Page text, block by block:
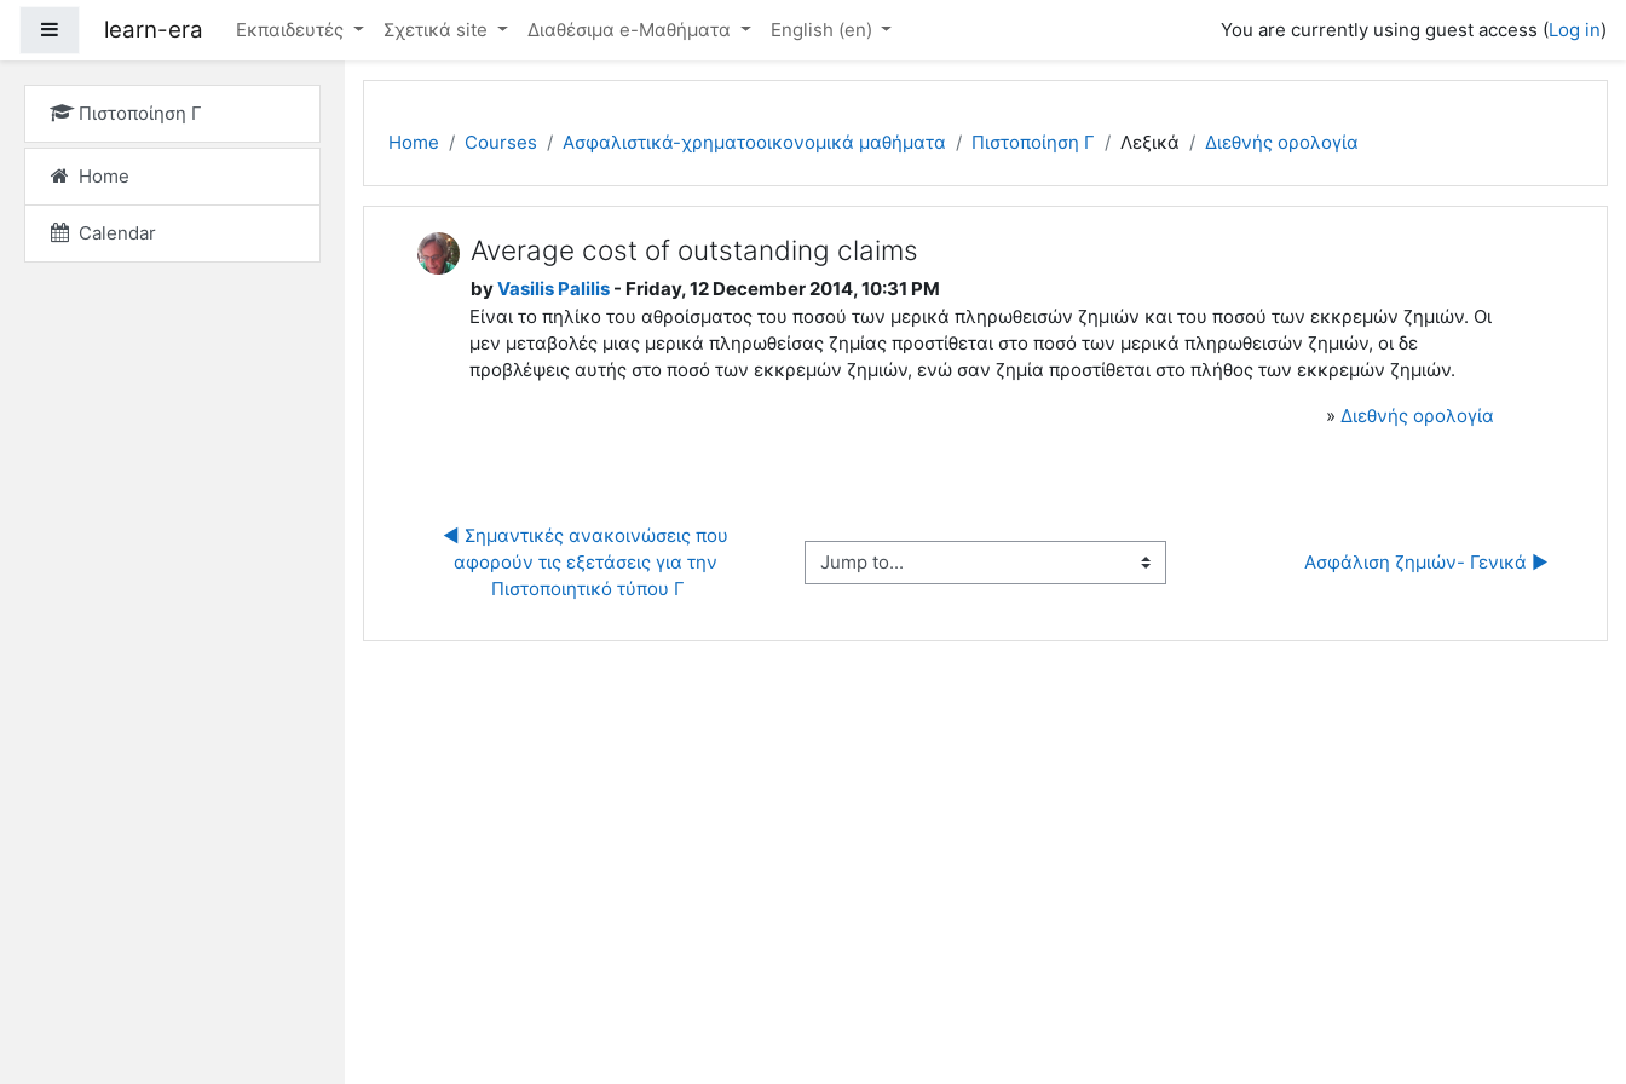
Side panel
learn-era Εκπαιδευτές Σχετικά site Διαθέσιμα e-Μαθήματα English ‎(en)‎ You are currently using guest access (Log in)
Πιστοποίηση Γ
Home
Calendar
Home Courses Ασφαλιστικά-χρηματοοικονομικά μαθήματα Πιστοποίηση Γ Λεξικά Διεθνής ορολογία
Average cost of outstanding claims
byVasilis Palilis- Friday, 12 December 2014, 10:31 PM
Είναι το πηλίκο του αθροίσματος του ποσού των μερικά πληρωθεισών ζημιών και του ποσού των εκκρεμών ζημιών. Οι
μεν μεταβολές μιας μερικά πληρωθείσας ζημίας προστίθεται στο ποσό των μερικά πληρωθεισών ζημιών, οι δε
προβλέψεις αυτής στο ποσό των εκκρεμών ζημιών, ενώ σαν ζημία προστίθεται στο πλήθος των εκκρεμών ζημιών.
» Διεθνής ορολογία
◀︎ Σημαντικές ανακοινώσεις που
αφορούν τις εξετάσεις για την
Πιστοποιητικό τύπου Γ
Jump to... Ασφάλιση ζημιών- Γενικά ▶︎